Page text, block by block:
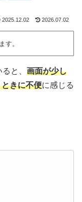
2025.12.02 2026.07.02
す。
と、 画面が少し
きに不便に感じる